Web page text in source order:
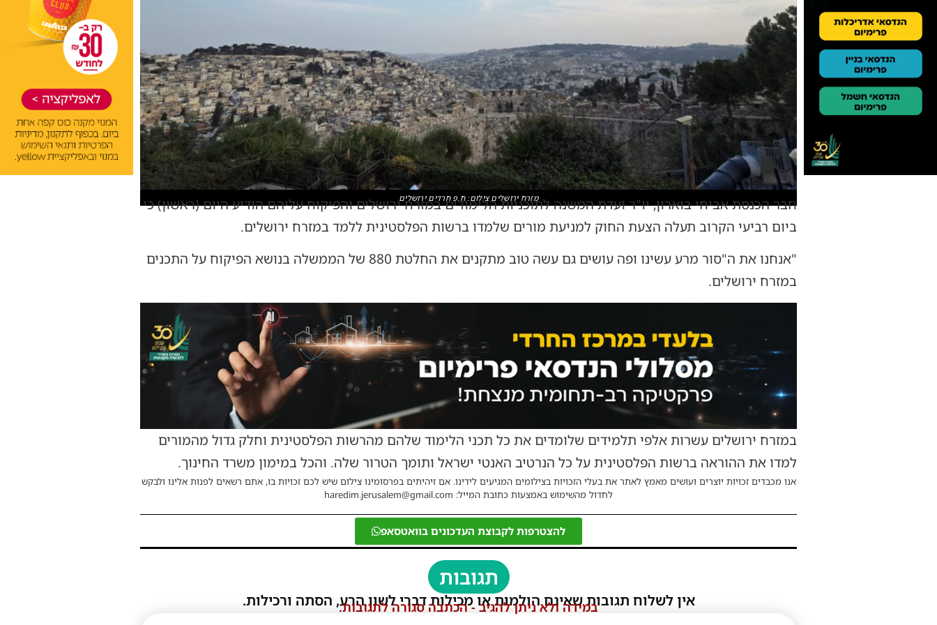
מזרח ירושלים צילום: ח.פ חרדים ירושלים
חבר הכנסת אביחי בוארון, יו"ר ועדת המשנה לתוכניות הלימודים במזרח ירושלים והפיקוח עליהם הודיע היום (ראשון) כי
ביום רביעי הקרוב תעלה הצעת החוק למניעת מורים שלמדו ברשות הפלסטינית ללמד במזרח ירושלים.
"אנחנו את ה"סור מרע עשינו ופה עושים גם עשה טוב מתקנים את החלטת 880 של הממשלה בנושא הפיקוח על התכנים
במזרח ירושלים.
במזרח ירושלים עשרות אלפי תלמידים שלומדים את כל תכני הלימוד שלהם מהרשות הפלסטינית וחלק גדול מהמורים
למדו את ההוראה ברשות הפלסטינית על כל הנרטיב האנטי ישראל ותומך הטרור שלה. והכל במימון משרד החינוך.
אנו מכבדים זכויות יוצרים ועושים מאמץ לאתר את בעלי הזכויות בצילומים המגיעים לידינו. אם זיהיתים בפרסומינו צילום שיש לכם זכויות בו, אתם רשאים לפנות אלינו ולבקש
לחדול מהשימוש באמצעות כתובת המייל: haredim.jerusalem@gmail.com
להצטרפות לקבוצת העדכונים בוואטסאפ
תגובות
אין לשלוח תגובות שאינם הולמות או מכילות דברי לשון הרע, הסתה ורכילות.
במידה ולא ניתן להגיב - הכתבה סגורה לתגובות.